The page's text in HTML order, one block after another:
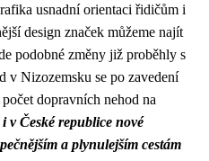
usnadní orientaci řidičům i
design značek můžeme najít
podobné změny již proběhly s
Nizozemsku se po zavedení
dopravních nehod na
i v České republice nové
a plynulejším cestám